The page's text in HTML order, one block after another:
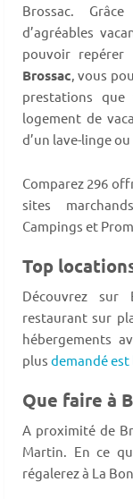
Brossac.
d’agréables
pouvoir repérer
Brossac , vous
prestations
logement de
d’un lave-linge
Comparez 296
sites
Campings et
Top
Découvrez sur
restaurant sur
hébergements
plus demandé est
Que faire à
A proximité de
Martin. En ce
régalerez à La